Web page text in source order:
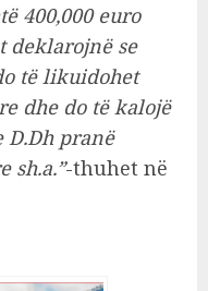
400,000 euro
deklarojnë se
të likuidohet
dhe do të kalojë
D.Dh pranë
sh.a.”-thuhet në